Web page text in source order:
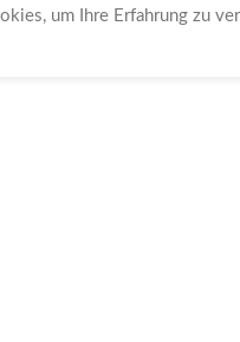
um Ihre Erfahrung zu